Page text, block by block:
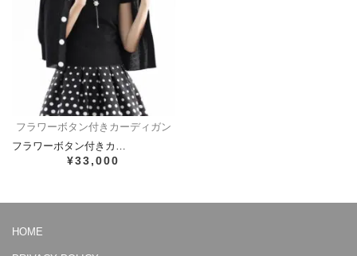
フラワーボタン付きカーディガン
フラワーボタン付きカ…
¥33,000
HOME